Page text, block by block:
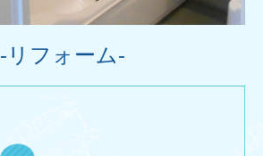
-リフォーム-